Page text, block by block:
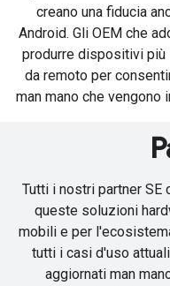
creano una fiducia
Android. Gli OEM che
produrre dispositivi più
da remoto per
man mano che vengono
Tutti i nostri partner SE
queste soluzioni
mobili e per
tutti i casi d'uso
aggiornati man